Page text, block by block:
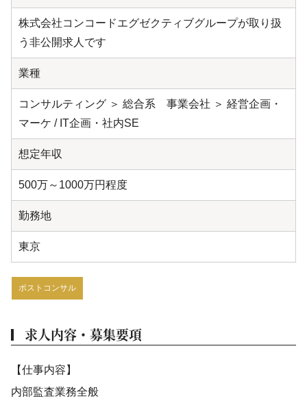
株式会社コンコードエグゼクティブグループが取り扱
う非公開求人です
業種
コンサルティング ＞ 総合系 事業会社 ＞ 経営企画・
マーケ / IT企画・社内SE
想定年収
500万～1000万円程度
勤務地
東京
ポストコンサル
求人内容・募集要項
【仕事内容】
内部監査業務全般